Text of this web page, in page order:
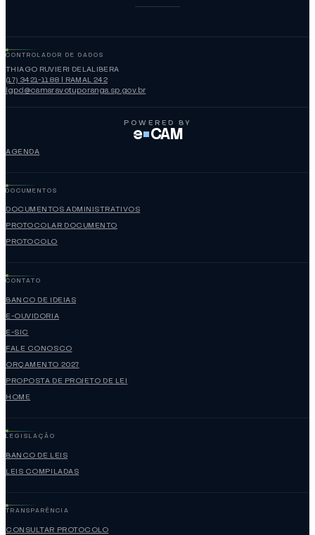
CONTROLADOR DE DADOS
THIAGO RUVIERI DELALIBERA
(17) 3421-1188 | RAMAL 242
lgpd@camaravotuporanga.sp.gov.br
POWERED BY
e CAM
AGENDA
DOCUMENTOS
DOCUMENTOS ADMINISTRATIVOS
PROTOCOLAR DOCUMENTO
PROTOCOLO
CONTATO
BANCO DE IDEIAS
E-OUVIDORIA
E-SIC
FALE CONOSCO
ORÇAMENTO 2027
PROPOSTA DE PROJETO DE LEI
HOME
LEGISLAÇÃO
BANCO DE LEIS
LEIS COMPILADAS
TRANSPARÊNCIA
CONSULTAR PROTOCOLO